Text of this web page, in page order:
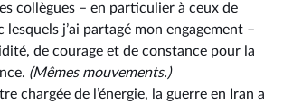
collègues –⁠ en particulier à ceux de
lesquels j’ai partagé mon engagement –
de courage et de constance pour la
(Mêmes mouvements.)
chargée de l’énergie, la guerre en Iran a